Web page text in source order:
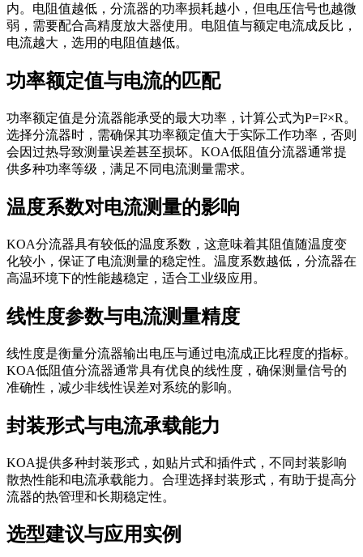
内。电阻值越低，分流器的功率损耗越小，但电压信号也越微
弱，需要配合高精度放大器使用。电阻值与额定电流成反比，
电流越大，选用的电阻值越低。
功率额定值与电流的匹配
功率额定值是分流器能承受的最大功率，计算公式为P=I²×R。
选择分流器时，需确保其功率额定值大于实际工作功率，否则
会因过热导致测量误差甚至损坏。KOA低阻值分流器通常提
供多种功率等级，满足不同电流测量需求。
温度系数对电流测量的影响
KOA分流器具有较低的温度系数，这意味着其阻值随温度变
化较小，保证了电流测量的稳定性。温度系数越低，分流器在
高温环境下的性能越稳定，适合工业级应用。
线性度参数与电流测量精度
线性度是衡量分流器输出电压与通过电流成正比程度的指标。
KOA低阻值分流器通常具有优良的线性度，确保测量信号的
准确性，减少非线性误差对系统的影响。
封装形式与电流承载能力
KOA提供多种封装形式，如贴片式和插件式，不同封装影响
散热性能和电流承载能力。合理选择封装形式，有助于提高分
流器的热管理和长期稳定性。
选型建议与应用实例